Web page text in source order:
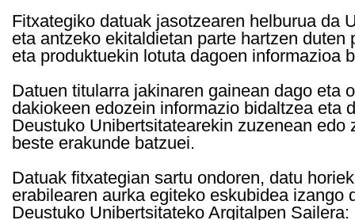
Fitxategiko datuak jasotzearen helburua da
eta antzeko ekitaldietan parte hartzen
eta produktuekin lotuta dagoen informazioa
Datuen titularra jakinaren gainean dago eta
dakiokeen edozein informazio bidaltzea eta
Deustuko Unibertsitatearekin zuzenean
beste erakunde batzuei.
Datuak fitxategian sartu ondoren, datu
erabilearen aurka egiteko eskubidea
Deustuko Unibertsitateko Argitalpen